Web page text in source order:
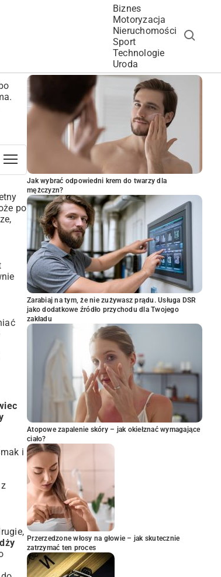
Biznes
Motoryzacja
Nieruchomości
Sport
Technologie
Uroda
po
i
POPULARNE ARTYKUŁY
Jak wybrać odpowiedni krem do twarzy dla
mężczyzn?
Zarabiaj na tym, że nie zużywasz prądu. Usługa DSR
jako dodatkowe źródło przychodu dla Twojego
zakładu
Atopowe zapalenie skóry – jak okiełznać wymagające
ciało?
Przerzedzone włosy na głowie – jak skutecznie
zatrzymać ten proces